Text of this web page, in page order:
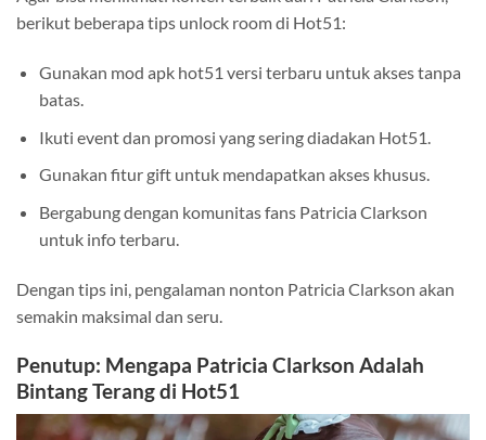
berikut beberapa tips unlock room di Hot51:
Gunakan mod apk hot51 versi terbaru untuk akses tanpa
batas.
Ikuti event dan promosi yang sering diadakan Hot51.
Gunakan fitur gift untuk mendapatkan akses khusus.
Bergabung dengan komunitas fans Patricia Clarkson
untuk info terbaru.
Dengan tips ini, pengalaman nonton Patricia Clarkson akan
semakin maksimal dan seru.
Penutup: Mengapa Patricia Clarkson Adalah
Bintang Terang di Hot51